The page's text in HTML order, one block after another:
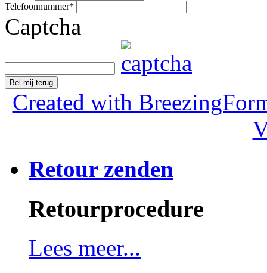
Telefoonnummer*
Captcha
Bel mij terug
Created with
Retour zenden
Retourprocedure
Lees meer...